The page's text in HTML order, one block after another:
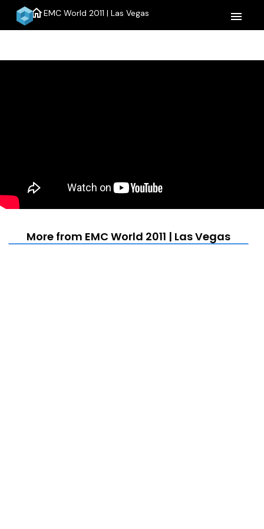
homeEMC World 2011 | Las Vegas menu
More from EMC World 2011 | Las Vegas